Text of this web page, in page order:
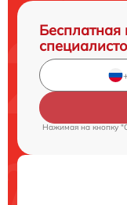
Бесплатная
Нажимая на кнопку